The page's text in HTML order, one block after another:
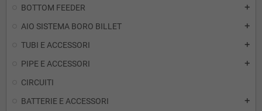
BOTTOM FEEDER add
AIO SISTEMA BORO BILLET add
TUBI E ACCESSORI add
PIPE E ACCESSORI add
CIRCUITI
BATTERIE E ACCESSORI
add